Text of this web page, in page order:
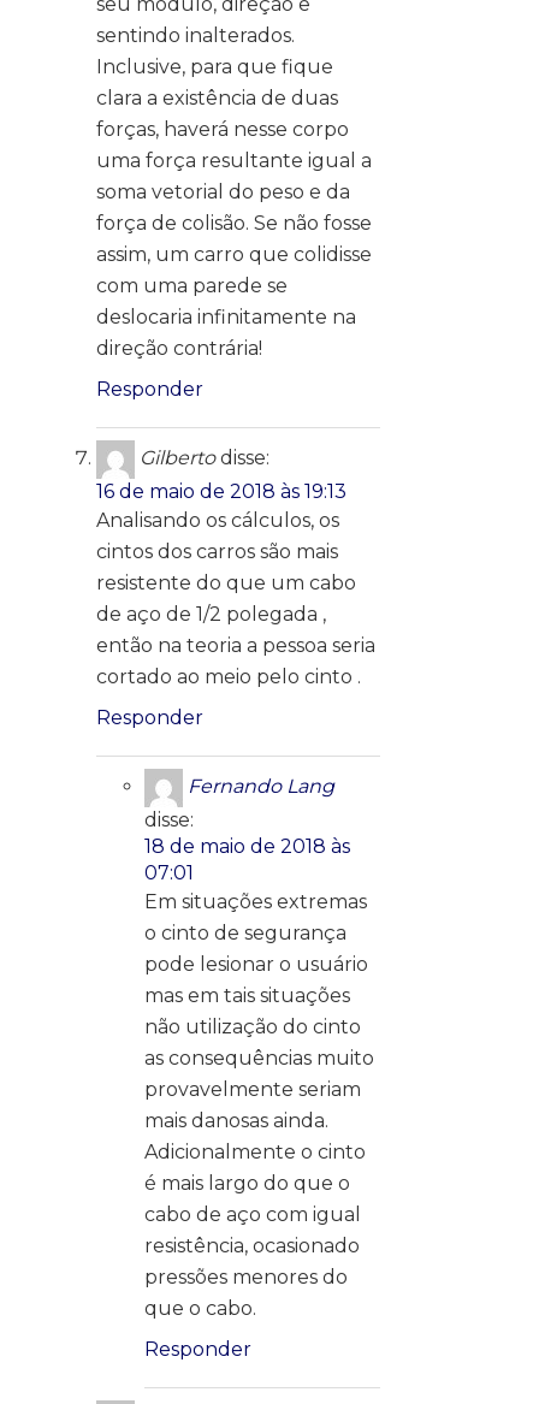
sentindo inalterados.
Inclusive, para que fique
clara a existência de duas
forças, haverá nesse corpo
uma força resultante igual a
soma vetorial do peso e da
força de colisão. Se não fosse
assim, um carro que colidisse
com uma parede se
deslocaria infinitamente na
direção contrária!
Responder
Gilberto disse:
16 de maio de 2018 às 19:13
Analisando os cálculos, os
cintos dos carros são mais
resistente do que um cabo
de aço de 1/2 polegada ,
então na teoria a pessoa seria
cortado ao meio pelo cinto .
Responder
Fernando Lang
disse:
18 de maio de 2018 às
07:01
Em situações extremas
o cinto de segurança
pode lesionar o usuário
mas em tais situações
não utilização do cinto
as consequências muito
provavelmente seriam
mais danosas ainda.
Adicionalmente o cinto
é mais largo do que o
cabo de aço com igual
resistência, ocasionado
pressões menores do
que o cabo.
Responder